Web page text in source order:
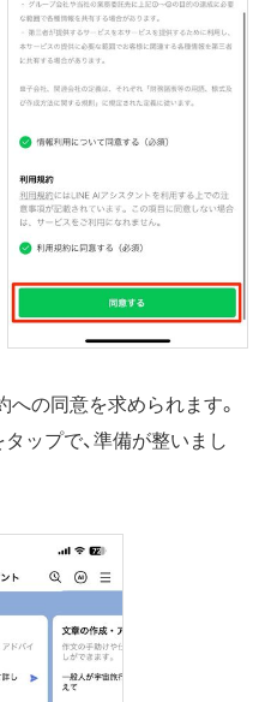
への同意を求められます。
タップで、準備が整いまし